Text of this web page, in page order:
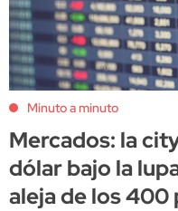
Minuto a minuto
Mercados: la
dólar bajo la
aleja de los 400